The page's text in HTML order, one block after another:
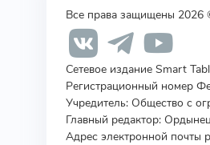
Все права защищены 2026
Сетевое издание Smart
Регистрационный номер
Учредитель: Общество с
Главный редактор:
Адрес электронной почты